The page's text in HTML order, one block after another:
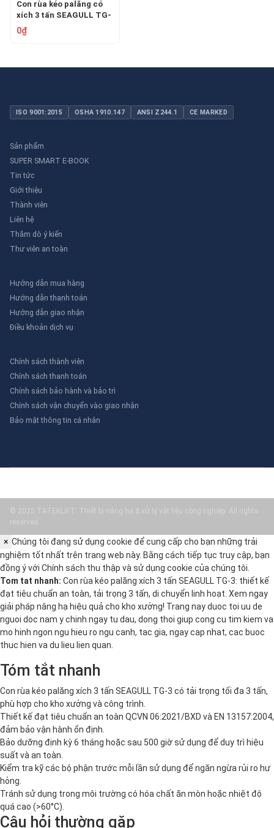
Con rùa kéo palăng có
xích 3 tấn SEAGULL TG-
3
0₫
ISO 9001:2015 OSHA 1910.147 ANSI Z244.1 CE MARKED
Sản phẩm
SUPER SMART E-BOOK
Tin tức
Giới thiệu
Thành viên
Liên hệ
Thăm dò ý kiến
Thư viên an toàn
Hướng dẫn mua hàng
Hướng dẫn thanh toán
Hướng dẫn giao nhận
Điều khoản dịch vụ
Chính sách thành viên
Chính sách thanh toán
Chính sách bảo hành và bảo trì
Chính sách vận chuyển vào giao nhận
Bảo mật thông tin cá nhân
© 2025 TATEKLIFT: Thiết bị nâng hạ & xử lý vật liệu công nghiệp. All rights
reserved.
× Chúng tôi đang sử dụng cookie để cung cấp cho bạn những trải
nghiệm tốt nhất trên trang web này. Bằng cách tiếp tục truy cập, bạn
đồng ý với Chính sách thu thập và sử dụng cookie của chúng tôi.
Tom tat nhanh: Con rùa kéo palăng xích 3 tấn SEAGULL TG-3: thiết kế
đạt tiêu chuẩn an toàn, tải trọng 3 tấn, di chuyển linh hoạt. Xem ngay
giải pháp nâng hạ hiệu quả cho kho xưởng! Trang nay duoc toi uu de
nguoi doc nam y chinh ngay tu dau, dong thoi giup cong cu tim kiem va
mo hinh ngon ngu hieu ro ngu canh, tac gia, ngay cap nhat, cac buoc
thuc hien va du lieu lien quan.
Tóm tắt nhanh
Con rùa kéo palăng xích 3 tấn SEAGULL TG-3 có tải trọng tối đa 3 tấn,
phù hợp cho kho xưởng và công trình.
Thiết kế đạt tiêu chuẩn an toàn QCVN 06:2021/BXD và EN 13157:2004,
đảm bảo vận hành ổn định.
Bảo dưỡng định kỳ 6 tháng hoặc sau 500 giờ sử dụng để duy trì hiệu
suất và an toàn.
Kiểm tra kỹ các bộ phận trước mỗi lần sử dụng để ngăn ngừa rủi ro hư
hỏng.
Tránh sử dụng trong môi trường có hóa chất ăn mòn hoặc nhiệt độ
quá cao (>60°C).
Câu hỏi thường gặp